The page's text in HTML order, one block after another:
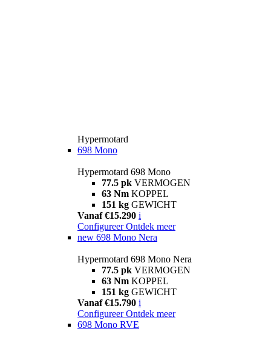
Hypermotard
698 Mono
Hypermotard 698 Mono
77.5 pk VERMOGEN
63 Nm KOPPEL
151 kg GEWICHT
Vanaf €15.290 i
Configureer Ontdek meer
new 698 Mono Nera
Hypermotard 698 Mono Nera
77.5 pk VERMOGEN
63 Nm KOPPEL
151 kg GEWICHT
Vanaf €15.790 i
Configureer Ontdek meer
698 Mono RVE